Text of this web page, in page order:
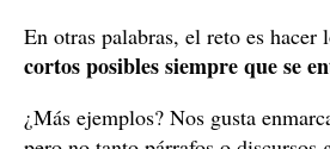
En otras palabras, el reto es hacer
cortos posibles siempre que se
¿Más ejemplos? Nos gusta